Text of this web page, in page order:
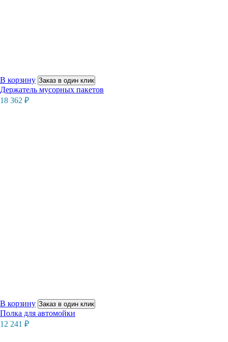
В корзину Заказ в один клик
Держатель мусорных пакетов
18 362 ₽
В корзину Заказ в один клик
Полка для автомойки
12 241 ₽